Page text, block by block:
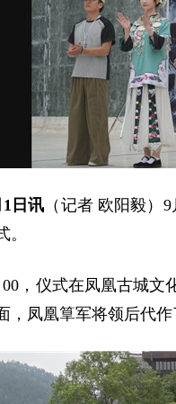
日讯 （记者 欧阳毅）
，仪式在凤凰古城
，凤凰筸军将领后代作